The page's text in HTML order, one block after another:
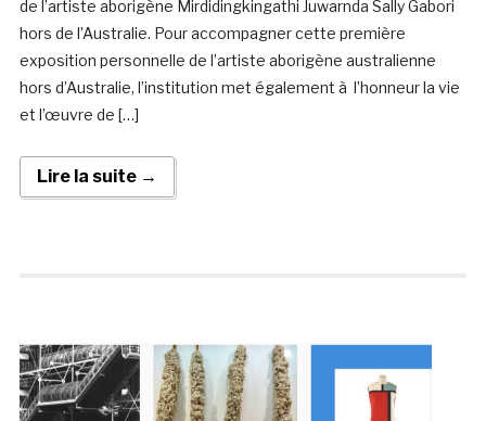
de l’artiste aborigène Mirdidingkingathi Juwarnda Sally Gabori
hors de l’Australie. Pour accompagner cette première
exposition personnelle de l’artiste aborigène australienne
hors d’Australie, l’institution met également à l’honneur la vie
et l’œuvre de […]
Lire la suite →